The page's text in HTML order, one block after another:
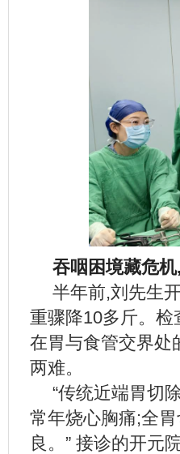
吞咽困境藏危
半年前,刘先生
重骤降10多斤。
在胃与食管交界处
两难。
“传统近端胃切
常年烧心胸痛;全
良。” 接诊的开元